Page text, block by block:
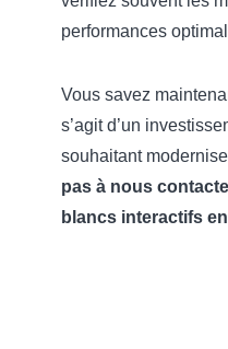
performances
Vous savez
s’agit d’un
souhaitant
pas à nous
blancs interactifs